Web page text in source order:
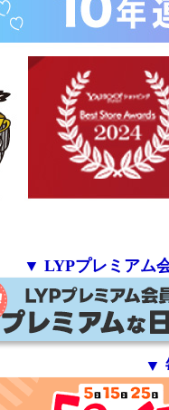
▼ LYPプレミアム
▼